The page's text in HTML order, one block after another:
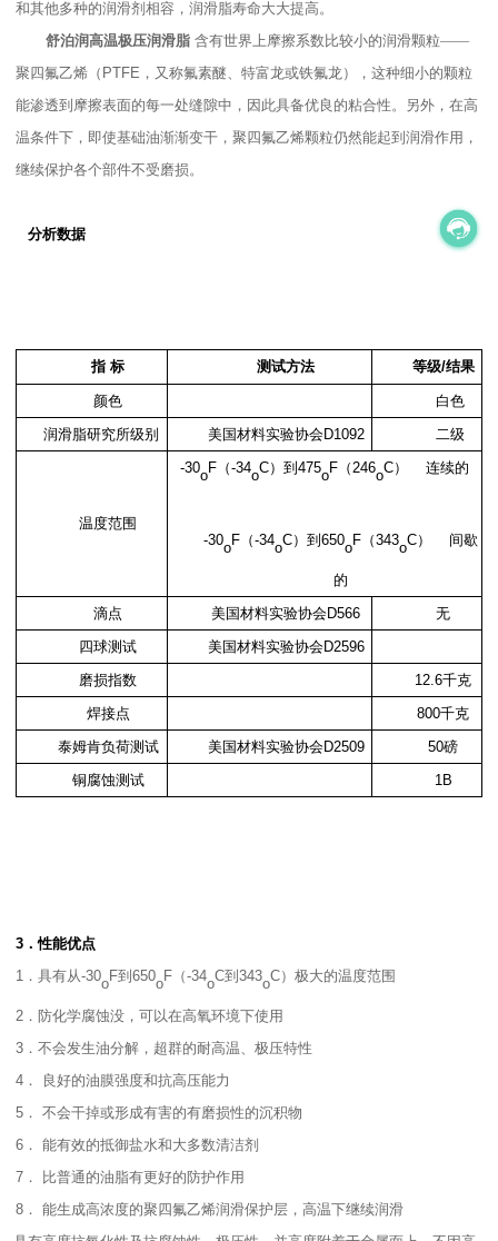
和其他多种的润滑剂相容，润滑脂寿命大大提高。
舒泊润高温极压润滑脂 含有世界上摩擦系数比较小的润滑颗粒——
聚四氟乙烯（ PTFE ，又称氟素醚、特富龙或铁氟龙），这种细小的颗粒
能渗透到摩擦表面的每一处缝隙中，因此具备优良的粘合性。另外，在高
温条件下，即使基础油渐渐变干，聚四氟乙烯颗粒仍然能起到润滑作用，
继续保护各个部件不受磨损。
分析数据
指 标 测试方法 等级/结果
颜色
白色
润滑脂研究所级别
美国材料实验协会D1092 二级
温度范围
-30oF （-34oC）到475oF （ 246oC） 连续的
-30oF （-34oC）到650oF （343oC） 间歇
的
滴点
美国材料实验协会D566
无
四球测试
美国材料实验协会D2596
磨损指数
12.6千克
焊接点
800千克
泰姆肯负荷测试
美国材料实验协会D2509 50磅
铜腐蚀测试
1B
3 ．性能优点
1 ．具有从-30oF到650oF （-34oC到343oC）极大的温度范围
2 ．防化学腐蚀没，可以在高氧环境下使用
3 ．不会发生油分解，超群的耐高温、极压特性
4 ．
良好的油膜强度和抗高压能力
5 ．
不会干掉或形成有害的有磨损性的沉积物
6 ．
能有效的抵御盐水和大多数清洁剂
7 ．
比普通的油脂有更好的防护作用
8 ．
能生成高浓度的聚四氟乙烯润滑保护层，高温下继续润滑